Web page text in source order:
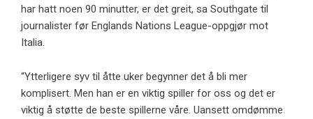
har hatt noen 90 minutter, er det greit, sa Southgate til
journalister før Englands Nations League-oppgjør mot
Italia.
“Ytterligere syv til åtte uker begynner det å bli mer
komplisert. Men han er en viktig spiller for oss og det er
viktig å støtte de beste spillerne våre. Uansett omdømme